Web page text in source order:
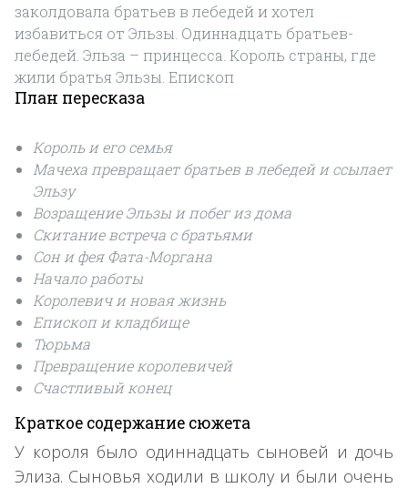
заколдовала братьев в лебедей и хотел
избавиться от Эльзы. Одиннадцать братьев-
лебедей. Эльза – принцесса. Король страны, где
жили братья Эльзы. Епископ
План пересказа
Король и его семья
Мачеха превращает братьев в лебедей и ссылает
Эльзу
Возращение Эльзы и побег из дома
Скитание встреча с братьями
Сон и фея Фата-Моргана
Начало работы
Королевич и новая жизнь
Епископ и кладбище
Тюрьма
Превращение королевичей
Счастливый конец
Краткое содержание сюжета
У короля было одиннадцать сыновей и дочь
Элиза. Сыновья ходили в школу и были очень